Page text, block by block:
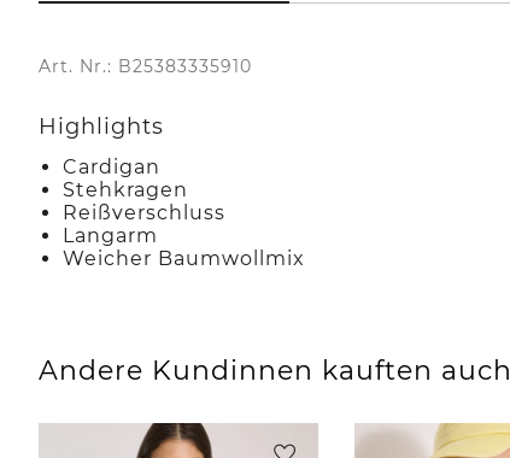
Art. Nr.: B25383335910
Highlights
Cardigan
Stehkragen
Reißverschluss
Langarm
Weicher Baumwollmix
Andere Kundinnen kauften auch